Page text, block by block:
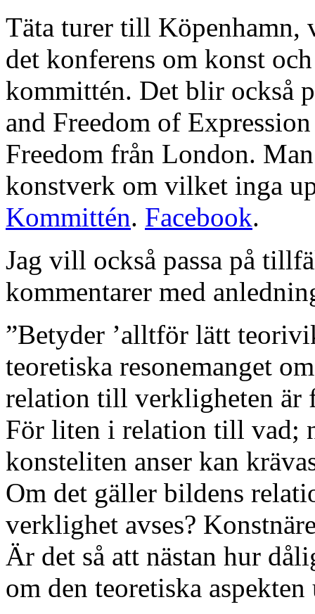
Täta turer till Köpenhamn,
det konferens om konst
kommittén. Det blir också
and Freedom of
Freedom från London.
konstverk om vilket inga
Kommittén. Facebook.
Jag vill också passa på
kommentarer med
”Betyder ’alltför lätt
teoretiska resonemanget
relation till verkligheten är
För liten i relation till vad;
konsteliten anser kan
Om det gäller bildens
verklighet avses?
Är det så att nästan hur
om den teoretiska